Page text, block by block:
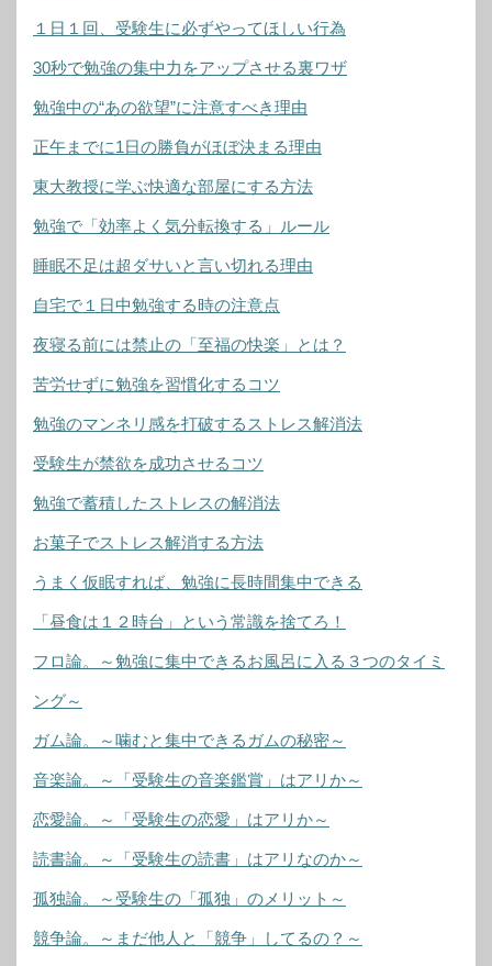
１日１回、受験生に必ずやってほしい行為
30秒で勉強の集中力をアップさせる裏ワザ
勉強中の“あの欲望”に注意すべき理由
正午までに1日の勝負がほぼ決まる理由
東大教授に学ぶ快適な部屋にする方法
勉強で「効率よく気分転換する」ルール
睡眠不足は超ダサいと言い切れる理由
自宅で１日中勉強する時の注意点
夜寝る前には禁止の「至福の快楽」とは？
苦労せずに勉強を習慣化するコツ
勉強のマンネリ感を打破するストレス解消法
受験生が禁欲を成功させるコツ
勉強で蓄積したストレスの解消法
お菓子でストレス解消する方法
うまく仮眠すれば、勉強に長時間集中できる
「昼食は１２時台」という常識を捨てろ！
フロ論。～勉強に集中できるお風呂に入る３つのタイミ
ング～
ガム論。～噛むと集中できるガムの秘密～
音楽論。～「受験生の音楽鑑賞」はアリか～
恋愛論。～「受験生の恋愛」はアリか～
読書論。～「受験生の読書」はアリなのか～
孤独論。～受験生の「孤独」のメリット～
競争論。～まだ他人と「競争」してるの？～